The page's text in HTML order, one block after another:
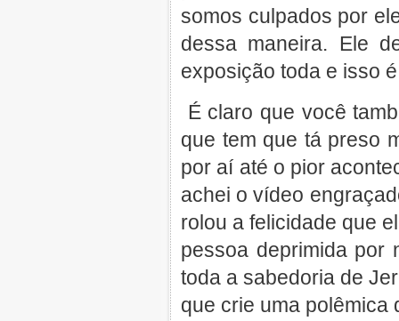
somos culpados por
dessa maneira. Ele
exposição toda e isso
É claro que você
que tem que tá preso
por aí até o pior
achei o vídeo
rolou a felicidade que
pessoa deprimida por
toda a sabedoria de
que crie uma polêmica